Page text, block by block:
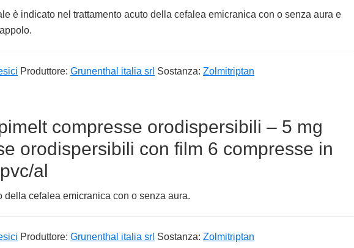
è indicato nel trattamento acuto della cefalea emicranica con o senza aura e
Produttore: Grunenthal italia srl Sostanza: Zolmitriptan
compresse orodispersibili – 5 mg
orodispersibili con film 6 compresse in
al
della cefalea emicranica con o senza aura.
Produttore: Grunenthal italia srl Sostanza: Zolmitriptan